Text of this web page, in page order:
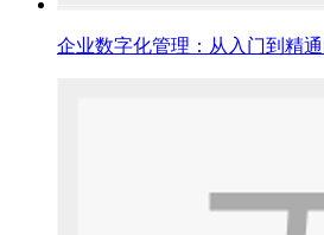
企业数字化管理：从入门到精